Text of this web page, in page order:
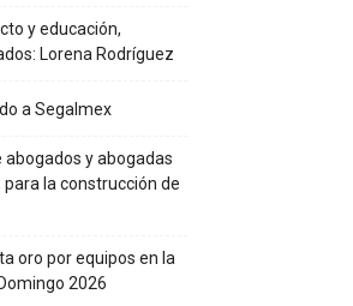
y educación,
Lorena Rodríguez
a Segalmex
abogados y abogadas
la construcción de
oro por equipos en la
2026